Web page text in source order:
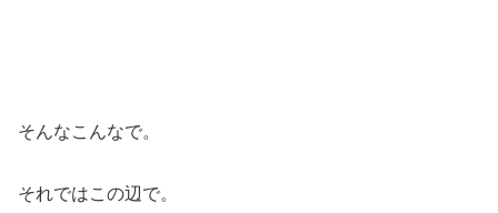
そんなこんなで。
それではこの辺で。